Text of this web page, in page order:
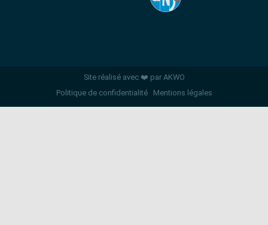
Site réalisé avec ❤️ par AKWO
Politique de confidentialité
Mentions légales